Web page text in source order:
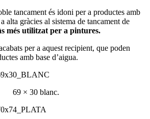
tancament és idoni per a productes amb
alta gràcies al sistema de tancament de
més utilitzat per a pintures.
per a aquest recipient, que poden
amb base d’aigua.
69 × 30 blanc.